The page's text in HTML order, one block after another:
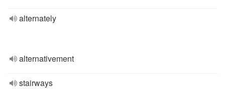
alternately
alternativement
stairways